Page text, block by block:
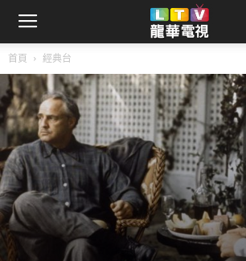
首頁 經典台